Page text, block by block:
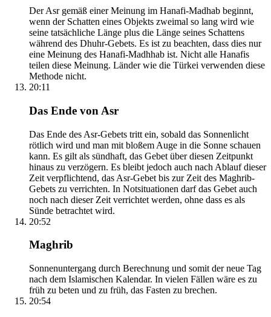
Der Asr gemäß einer Meinung im Hanafi-Madhab beginnt,
wenn der Schatten eines Objekts zweimal so lang wird wie
seine tatsächliche Länge plus die Länge seines Schattens
während des Dhuhr-Gebets. Es ist zu beachten, dass dies nur
eine Meinung des Hanafi-Madhhab ist. Nicht alle Hanafis
teilen diese Meinung. Länder wie die Türkei verwenden diese
Methode nicht.
20:11
Das Ende von Asr
Das Ende des Asr-Gebets tritt ein, sobald das Sonnenlicht
rötlich wird und man mit bloßem Auge in die Sonne schauen
kann. Es gilt als sündhaft, das Gebet über diesen Zeitpunkt
hinaus zu verzögern. Es bleibt jedoch auch nach Ablauf dieser
Zeit verpflichtend, das Asr-Gebet bis zur Zeit des Maghrib-
Gebets zu verrichten. In Notsituationen darf das Gebet auch
noch nach dieser Zeit verrichtet werden, ohne dass es als
Sünde betrachtet wird.
20:52
Maghrib
Sonnenuntergang durch Berechnung und somit der neue Tag
nach dem Islamischen Kalendar. In vielen Fällen wäre es zu
früh zu beten und zu früh, das Fasten zu brechen.
20:54